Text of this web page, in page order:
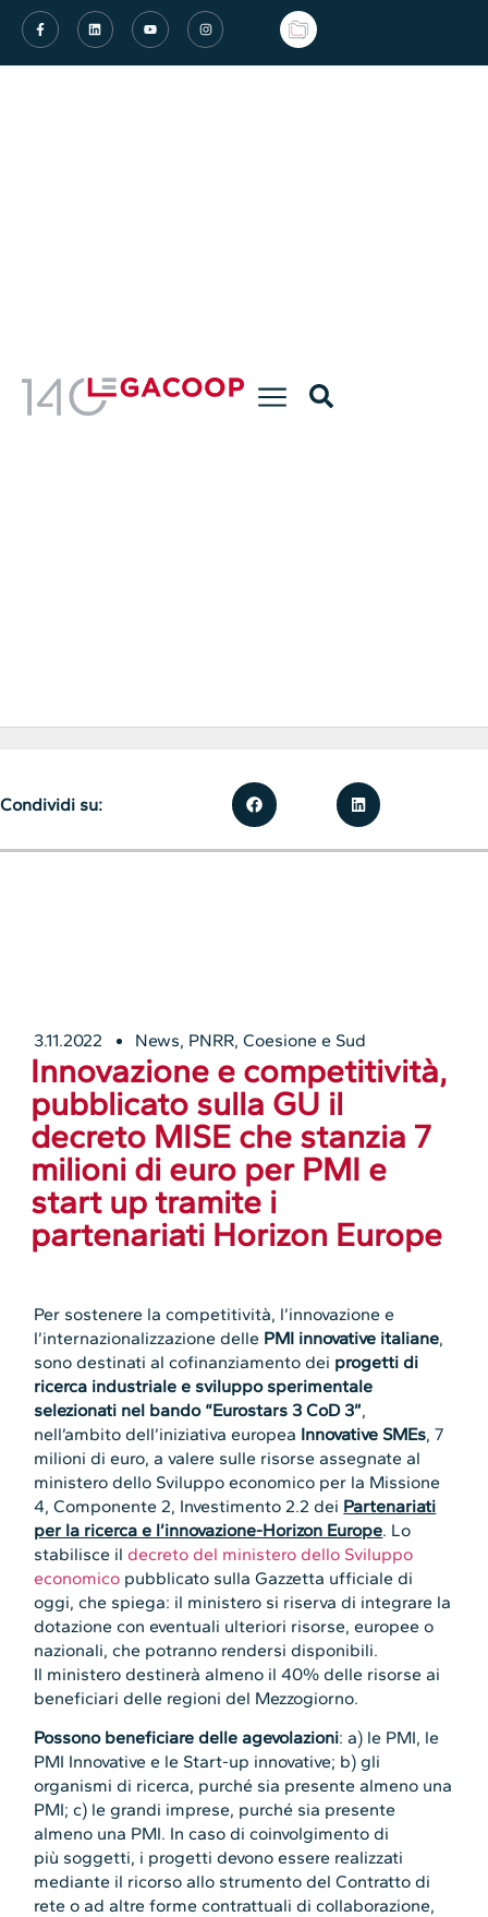
3.11.2022 News, PNRR, Coesione e Sud
Innovazione e competitività,
pubblicato sulla GU il
decreto MISE che stanzia 7
milioni di euro per PMI e
start up tramite i
partenariati Horizon Europe
Per sostenere la competitività, l’innovazione e
l’internazionalizzazione delle PMI innovative italiane,
sono destinati al cofinanziamento dei progetti di
ricerca industriale e sviluppo sperimentale
selezionati nel bando “Eurostars 3 CoD 3”,
nell’ambito dell’iniziativa europea Innovative SMEs, 7
milioni di euro, a valere sulle risorse assegnate al
ministero dello Sviluppo economico per la Missione
4, Componente 2, Investimento 2.2 dei Partenariati
per la ricerca e l’innovazione-Horizon Europe. Lo
stabilisce ildecreto del ministero dello Sviluppo
economico pubblicato sulla Gazzetta ufficiale di
oggi, che spiega: il ministero si riserva di integrare la
dotazione con eventuali ulteriori risorse, europee o
nazionali, che potranno rendersi disponibili.
Il ministero destinerà almeno il 40% delle risorse ai
beneficiari delle regioni del Mezzogiorno.
Possono beneficiare delle agevolazioni: a) le PMI, le
PMI Innovative e le Start-up innovative; b) gli
organismi di ricerca, purché sia presente almeno una
PMI; c) le grandi imprese, purché sia presente
almeno una PMI. In caso di coinvolgimento di
più soggetti, i progetti devono essere realizzati
mediante il ricorso allo strumento del Contratto di
rete o ad altre forme contrattuali di collaborazione,
Condividi su: